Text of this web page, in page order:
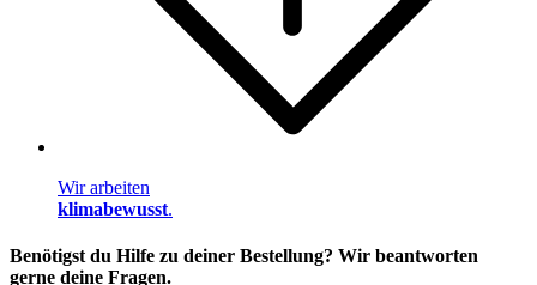
Wir arbeiten
klimabewusst.
Benötigst du Hilfe zu deiner Bestellung? Wir beantworten
gerne deine Fragen.